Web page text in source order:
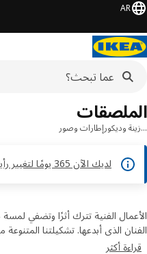
AR
وديكورإطارات وصور
لديك الآن 365 يومًا لتغيير رأيك. اكتشف سياسة الإرجاع لدينا
الفنية تترك أثرًا وتضفي لمسة
الذي أبدعها. تشكيلتنا المتنوعة
لتعكس حالتك المزاجية. يمكنكأكثر